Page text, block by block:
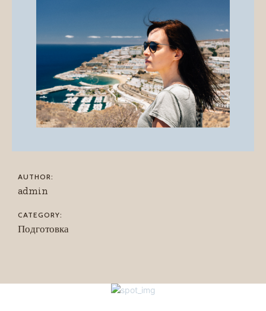
AUTHOR:
admin
CATEGORY:
Подготовка